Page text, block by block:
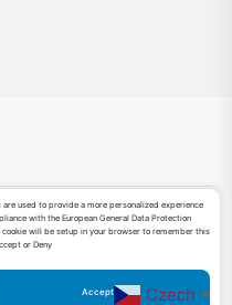
YouTube
used to provide a more personalized experience
with the European General Data Protection
will be setup in your browser to remember this
or Deny
Accept Czech ▼